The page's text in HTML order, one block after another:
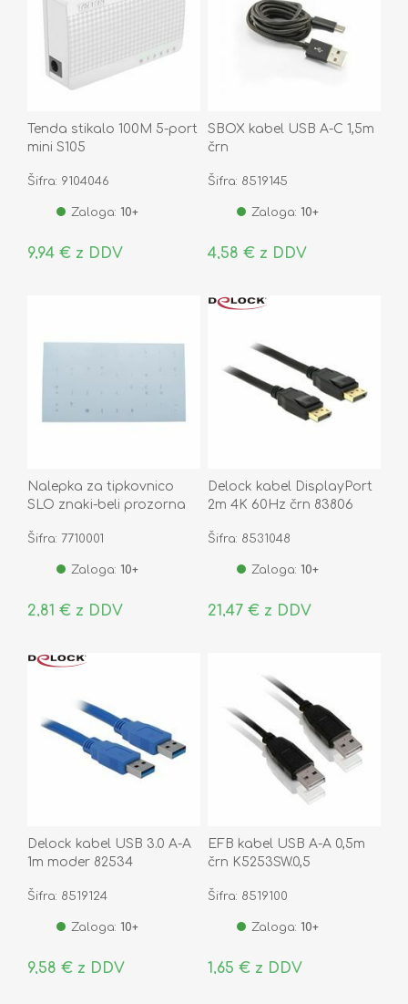
Tenda stikalo 100M 5-port
mini S105
Šifra: 9104046
Zaloga: 10+
9,94 € z DDV
SBOX kabel USB A-C 1,5m
črn
Šifra: 8519145
Zaloga: 10+
4,58 € z DDV
Nalepka za tipkovnico
SLO znaki-beli prozorna
Šifra: 7710001
Zaloga: 10+
2,81 € z DDV
Delock kabel DisplayPort
2m 4K 60Hz črn 83806
Šifra: 8531048
Zaloga: 10+
21,47 € z DDV
Delock kabel USB 3.0 A-A
1m moder 82534
Šifra: 8519124
Zaloga: 10+
9,58 € z DDV
EFB kabel USB A-A 0,5m
črn K5253SW.0,5
Šifra: 8519100
Zaloga: 10+
1,65 € z DDV